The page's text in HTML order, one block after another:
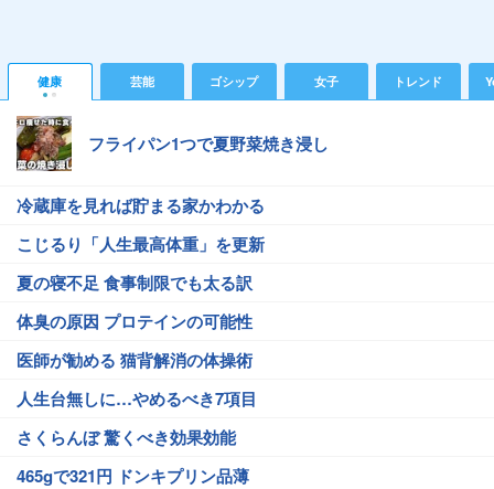
健康 芸能 ゴシップ 女子 トレンド
フライパン1つで夏野菜焼き浸し
冷蔵庫を見れば貯まる家かわかる
こじるり「人生最高体重」を更新
夏の寝不足 食事制限でも太る訳
体臭の原因 プロテインの可能性
医師が勧める 猫背解消の体操術
人生台無しに…やめるべき7項目
さくらんぼ 驚くべき効果効能
465gで321円 ドンキプリン品薄